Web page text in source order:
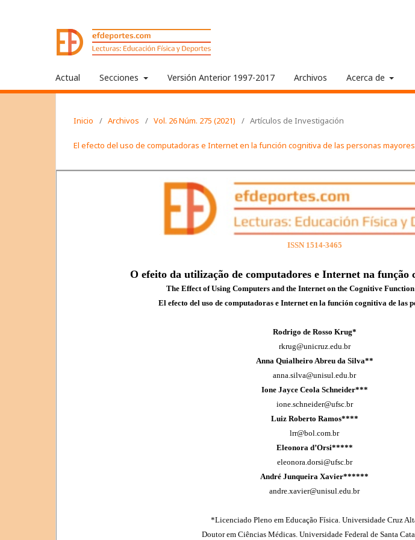
Actual Secciones Versión Anterior 1997-2017 Archivos Acerca de
Inicio / Archivos / Vol. 26 Núm. 275 (2021) / Artículos de Investigación
El efecto del uso de computadoras e Internet en la función cognitiva de las personas mayores